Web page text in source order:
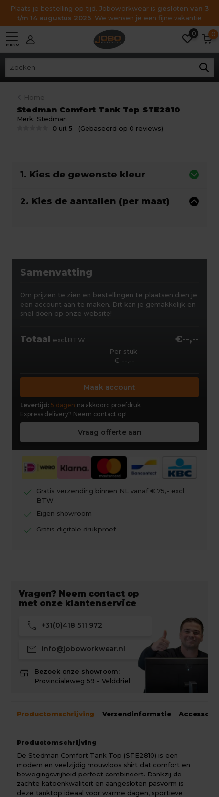
Plaats je bestelling op tijd. Joboworkwear is gesloten van 3
t/m 14 augustus 2026. We wensen je een fijne vakantie
MENU
0 0
Home
Stedman Comfort Tank Top STE2810
Merk: Stedman
0 uit5 (Gebaseerd op 0 reviews)
1. Kies de gewenste kleur
2. Kies de aantallen (per maat)
Samenvatting
Om prijzen te zien en bestellingen te plaatsen dien je
een account aan te maken. Dit kan je gemakkelijk en
snel doen op onze website!
Totaal excl.BTW €--,--
Per stuk
€ --,--
Maak account
Levertijd: 5 dagen na akkoord proefdruk
Express delivery? Neem contact op!
Vraag offerte aan
check
Gratis verzending binnen NL vanaf € 75,- excl
BTW
check Eigen showroom
check Gratis digitale drukproef
Vragen? Neem contact op
met onze klantenservice
call +31(0)418 511 972
mail info@joboworkwear.nl
store
Bezoek onze showroom:
Provincialeweg 59 - Velddriel
Productomschrijving Verzendinformatie
Productomschrijving
De Stedman Comfort Tank Top (STE2810) is een
modern en veelzijdig mouwloos shirt dat comfort en
bewegingsvrijheid perfect combineert. Dankzij de
zachte katoenkwaliteit en aangesloten pasvorm is
deze tanktop ideaal voor warme dagen, sportieve